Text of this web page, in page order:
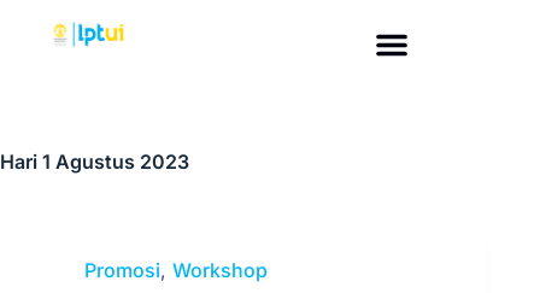
Hari 1 Agustus 2023
Promosi, Workshop